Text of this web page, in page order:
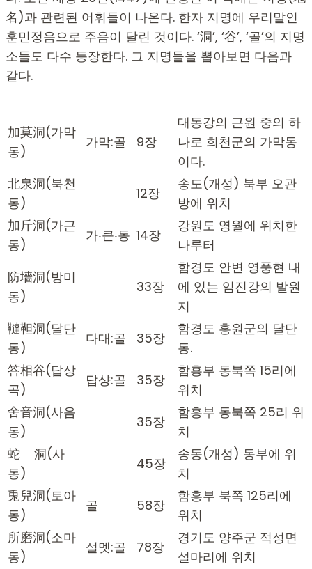
名)과 관련된 어휘들이 나온다. 한자 지명에 우리말인
훈민정음으로 주음이 달린 것이다. ‘洞’, ‘谷’, ‘골’의 지명
소들도 다수 등장한다. 그 지명들을 뽑아보면 다음과
같다.
加莫洞(가막
동)
가막:골 9장
대동강의 근원 중의 하
나로 희천군의 가막동
이다.
北泉洞(북천
동)
12장
송도(개성) 북부 오관
방에 위치
加斤洞(가근
동)
가‧큰‧동 14장
강원도 영월에 위치한
나루터
防墻洞(방미
동)
33장
함경도 안변 영풍현 내
에 있는 임진강의 발원
지
韃靼洞(달단
동)
다대:골 35장
함경도 홍원군의 달단
동.
答相谷(답상
곡)
답샹:골 35장
함흥부 동북쪽 15리에
위치
舍音洞(사음
동)
35장
함흥부 동북쪽 25리 위
치
蛇 洞(사
동)
45장
송동(개성) 동부에 위
치
兎兒洞(토아
동)
골 58장
함흥부 북쪽 125리에
위치
所磨洞(소마
동)
설멧:골 78장
경기도 양주군 적성면
설마리에 위치